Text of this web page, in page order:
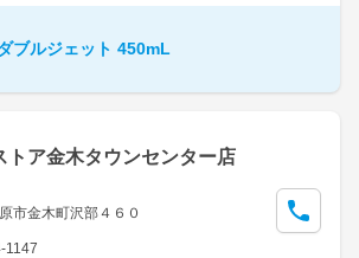
ブルジェット 450mL
トア金木タウンセンター店
市金木町沢部４６０
1147